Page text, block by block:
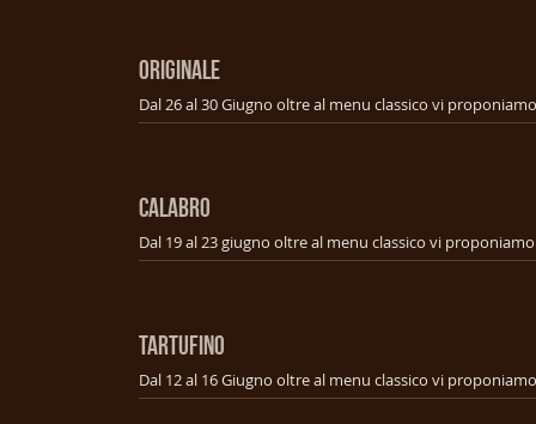
ORIGINALE
CALABRO
TARTUFINO